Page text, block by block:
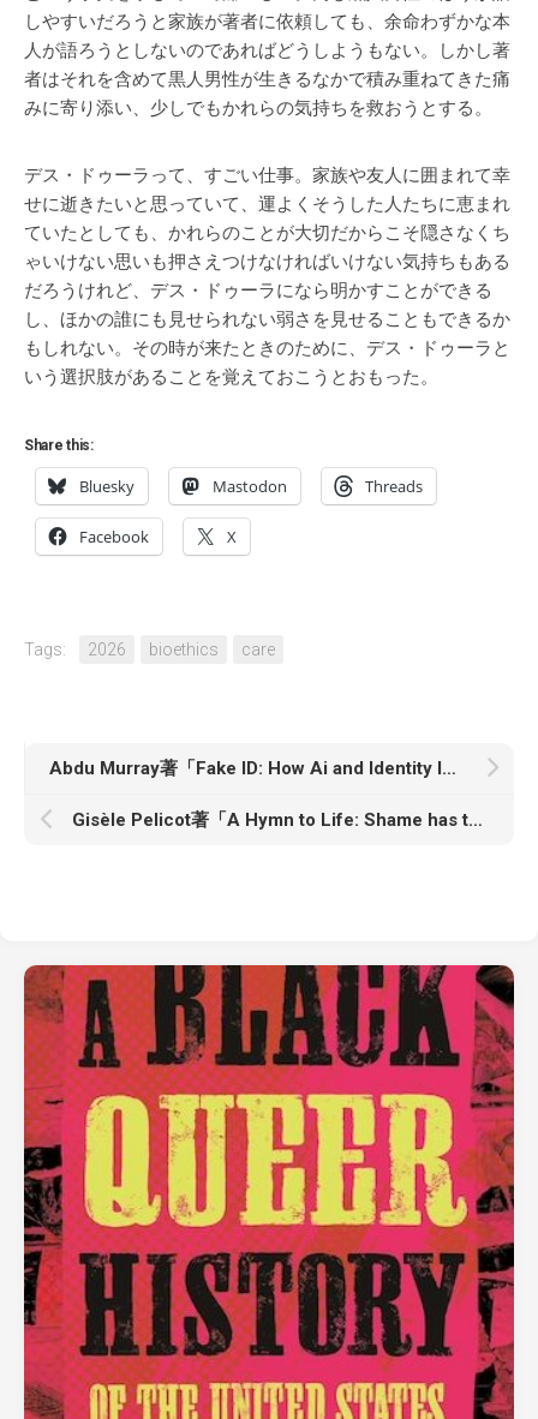
しやすいだろうと家族が著者に依頼しても、余命わずかな本
人が語ろうとしないのであればどうしようもない。しかし著
者はそれを含めて黒人男性が生きるなかで積み重ねてきた痛
みに寄り添い、少しでもかれらの気持ちを救おうとする。
デス・ドゥーラって、すごい仕事。家族や友人に囲まれて幸
せに逝きたいと思っていて、運よくそうした人たちに恵まれ
ていたとしても、かれらのことが大切だからこそ隠さなくち
ゃいけない思いも押さえつけなければいけない気持ちもある
だろうけれど、デス・ドゥーラになら明かすことができる
し、ほかの誰にも見せられない弱さを見せることもできるか
もしれない。その時が来たときのために、デス・ドゥーラと
いう選択肢があることを覚えておこうとおもった。
Share this:
Bluesky Mastodon Threads
Facebook X
Tags: 2026 bioethics care
Abdu Murray著「Fake ID: How Ai and Identity Ideology Are Collapsing Reality—and What to Do About It」
Gisèle Pelicot著「A Hymn to Life: Shame has to Change Sides」